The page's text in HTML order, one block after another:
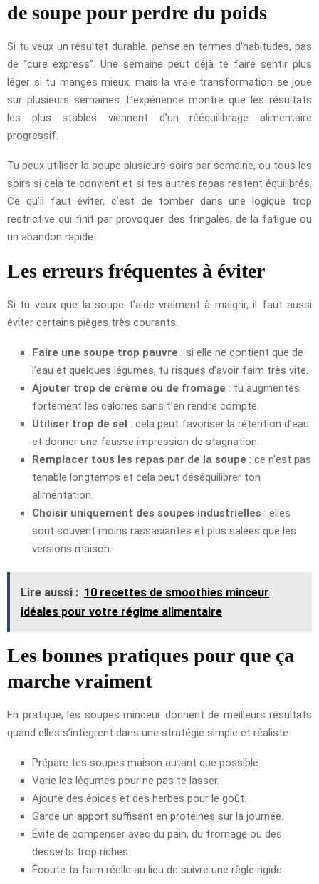
de soupe pour perdre du poids
Si tu veux un résultat durable, pense en termes d’habitudes, pas
de “cure express”. Une semaine peut déjà te faire sentir plus
léger si tu manges mieux, mais la vraie transformation se joue
sur plusieurs semaines. L’expérience montre que les résultats
les plus stables viennent d’un rééquilibrage alimentaire
progressif.
Tu peux utiliser la soupe plusieurs soirs par semaine, ou tous les
soirs si cela te convient et si tes autres repas restent équilibrés.
Ce qu’il faut éviter, c’est de tomber dans une logique trop
restrictive qui finit par provoquer des fringales, de la fatigue ou
un abandon rapide.
Les erreurs fréquentes à éviter
Si tu veux que la soupe t’aide vraiment à maigrir, il faut aussi
éviter certains pièges très courants.
Faire une soupe trop pauvre : si elle ne contient que de
l’eau et quelques légumes, tu risques d’avoir faim très vite.
Ajouter trop de crème ou de fromage : tu augmentes
fortement les calories sans t’en rendre compte.
Utiliser trop de sel : cela peut favoriser la rétention d’eau
et donner une fausse impression de stagnation.
Remplacer tous les repas par de la soupe : ce n’est pas
tenable longtemps et cela peut déséquilibrer ton
alimentation.
Choisir uniquement des soupes industrielles : elles
sont souvent moins rassasiantes et plus salées que les
versions maison.
Lire aussi : 10 recettes de smoothies minceur
idéales pour votre régime alimentaire
Les bonnes pratiques pour que ça
marche vraiment
En pratique, les soupes minceur donnent de meilleurs résultats
quand elles s’intègrent dans une stratégie simple et réaliste.
Prépare tes soupes maison autant que possible.
Varie les légumes pour ne pas te lasser.
Ajoute des épices et des herbes pour le goût.
Garde un apport suffisant en protéines sur la journée.
Évite de compenser avec du pain, du fromage ou des
desserts trop riches.
Écoute ta faim réelle au lieu de suivre une règle rigide.